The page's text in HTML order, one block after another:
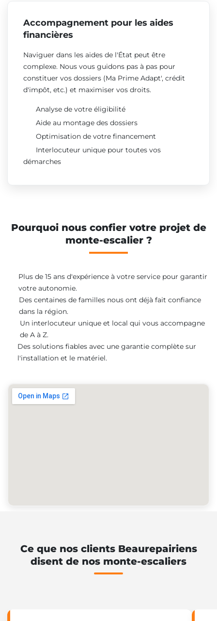
Accompagnement pour les aides
financières
Naviguer dans les aides de l'État peut être
complexe. Nous vous guidons pas à pas pour
constituer vos dossiers (Ma Prime Adapt', crédit
d'impôt, etc.) et maximiser vos droits.
Analyse de votre éligibilité
Aide au montage des dossiers
Optimisation de votre financement
Interlocuteur unique pour toutes vos
démarches
Pourquoi nous confier votre projet de
monte-escalier ?
Plus de 15 ans d'expérience à votre service pour garantir
votre autonomie.
Des centaines de familles nous ont déjà fait confiance
dans la région.
Un interlocuteur unique et local qui vous accompagne
de A à Z.
Des solutions fiables avec une garantie complète sur
l'installation et le matériel.
Ce que nos clients Beaurepairiens
disent de nos monte-escaliers